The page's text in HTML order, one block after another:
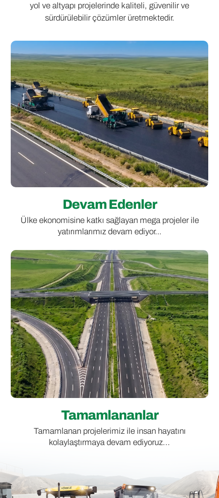
yol ve altyapı projelerinde kaliteli, güvenilir ve
sürdürülebilir çözümler üretmektedir.
Devam Edenler
Ülke ekonomisine katkı sağlayan mega projeler ile
yatırımlarımız devam ediyor…
Tamamlananlar
Tamamlanan projelerimiz ile insan hayatını
kolaylaştırmaya devam ediyoruz...